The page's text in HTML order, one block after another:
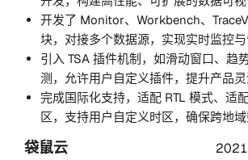
开发了 Monitor、Workbench、
块，对接多个数据源，实现实时监控
引入 TSA 插件机制，如滑动窗口、趋
测，允许用户自定义插件，提升产品
完成国际化支持，适配 RTL 模式、适
区，支持用户自定义时区，确保跨地
袋鼠云